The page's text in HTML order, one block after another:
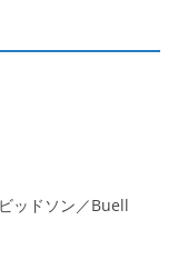
ッドソン／Buell